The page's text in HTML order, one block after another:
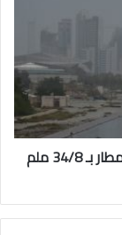
الأرصاد الجوية: العبدلي تسجل أعلى كميات أمطار بـ 34/8 ملم